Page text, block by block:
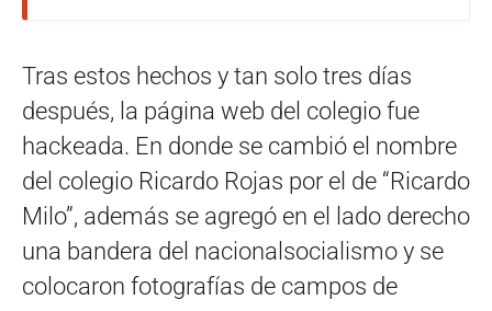
Tras estos hechos y tan solo tres días
después, la página web del colegio fue
hackeada. En donde se cambió el nombre
del colegio Ricardo Rojas por el de “Ricardo
Milo”, además se agregó en el lado derecho
una bandera del nacionalsocialismo y se
colocaron fotografías de campos de